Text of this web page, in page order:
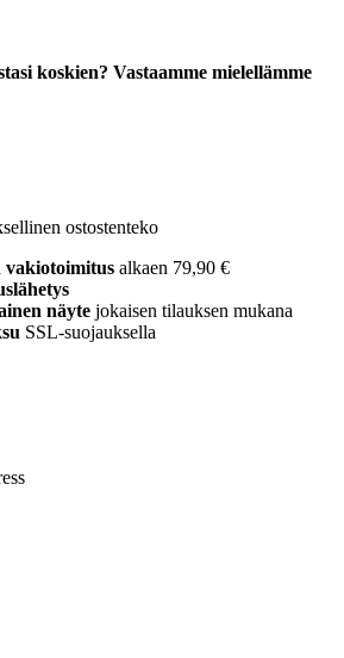
koskien? Vastaamme mielellämme
ostostenteko
vakiotoimitus alkaen 79,90 €
näyte jokaisen tilauksen mukana
SSL-suojauksella